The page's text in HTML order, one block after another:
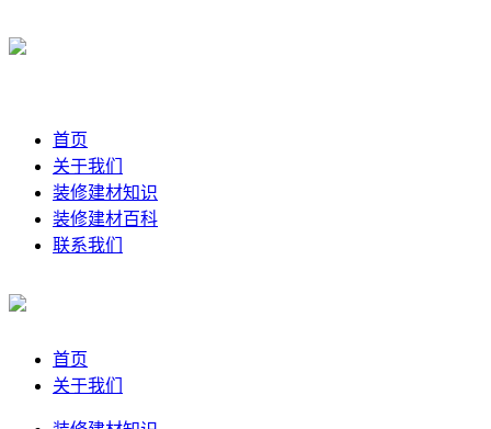
首页
关于我们
装修建材知识
装修建材百科
联系我们
首页
关于我们